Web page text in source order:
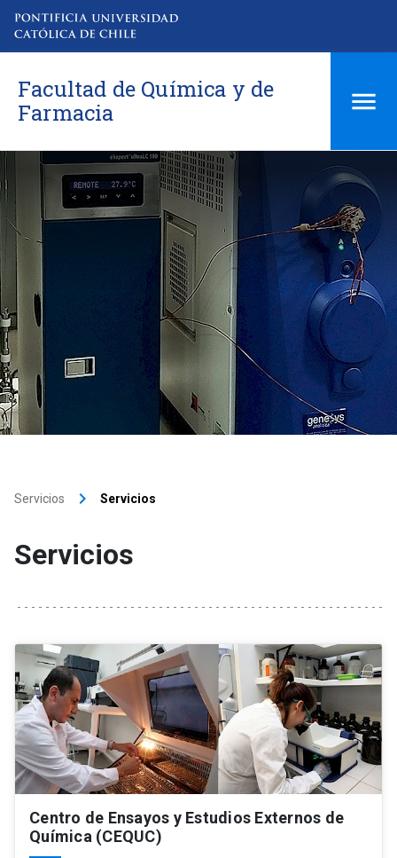
Facultad de Química y de
Farmacia
Servicios keyboard_arrow_right Servicios
Servicios
Centro de Ensayos y Estudios Externos de
Química (CEQUC)